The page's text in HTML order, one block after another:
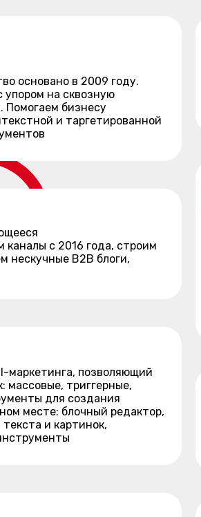
основано в 2009 году.
на сквозную
Помогаем бизнесу
и таргетированной
каналы с 2016 года, строим
нескучные B2B блоги,
маркетинга, позволяющий
массовые, триггерные,
для создания
месте: блочный редактор,
и картинок,